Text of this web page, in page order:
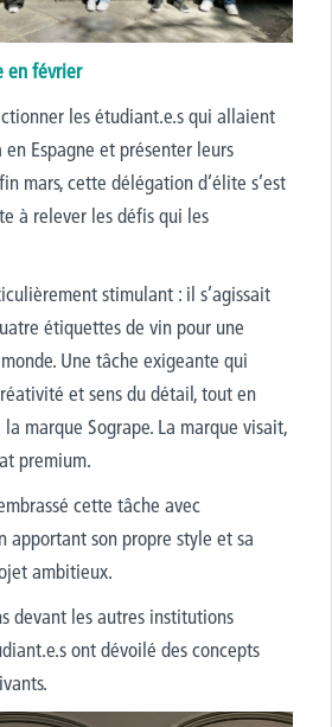
en février
les étudiant.e.s qui allaient
en Espagne et présenter leurs
mars, cette délégation d’élite s’est
à relever les défis qui les
stimulant : il s’agissait
étiquettes de vin pour une
Une tâche exigeante qui
et sens du détail, tout en
marque Sogrape. La marque visait,
premium.
cette tâche avec
apportant son propre style et sa
ambitieux.
devant les autres institutions
ont dévoilé des concepts